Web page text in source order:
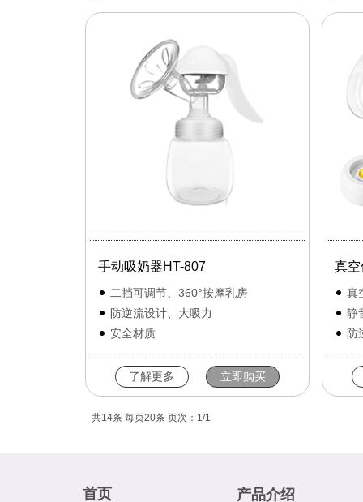
手动吸奶器HT-807
二挡可调节、360°按摩乳房
防逆流设计、大吸力
安全材质
了解更多 立即购买
真
真
静
防
共14条 每页20条 页次：1/1
首页 产品介绍